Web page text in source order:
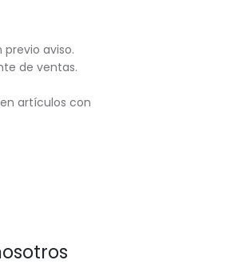
aviso.
de ventas.
artículos con